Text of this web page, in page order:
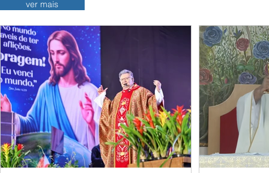
ver mais